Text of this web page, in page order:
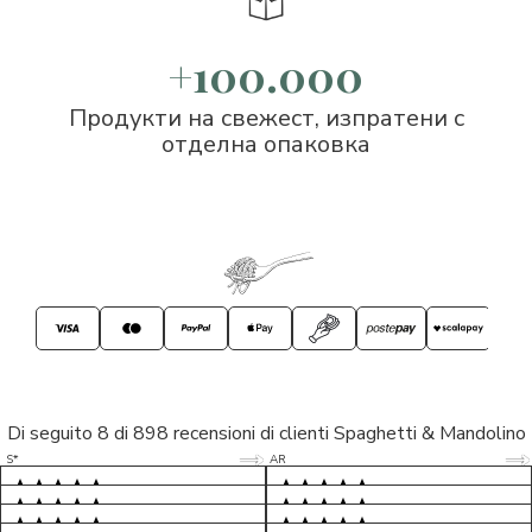
+100.000
Продукти на свежест, изпратени с
отделна опаковка
Di seguito 8 di 898 recensioni di clienti Spaghetti & Mandolino
S* 5/5
Tutto ok. Consegna celere , pacco
LP 5/5
M* 5/5
MC 5/5
AR 5/5
esperienza sicuramente positiva,
D* 5/5
S* 5/5